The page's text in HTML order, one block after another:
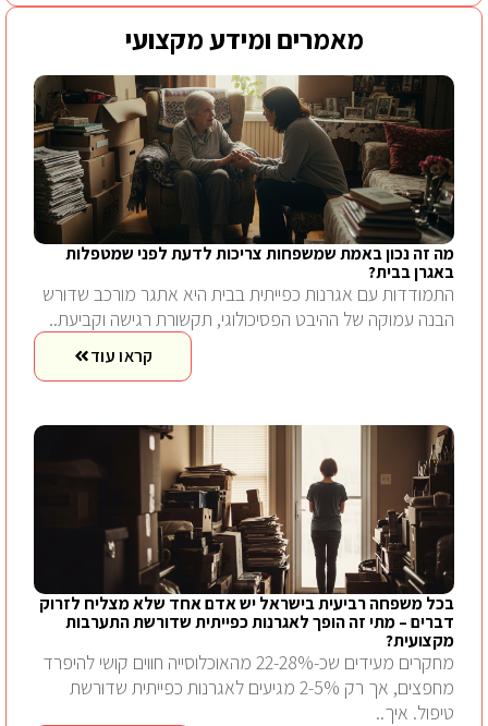
מאמרים ומידע מקצועי
מה זה נכון באמת שמשפחות צריכות לדעת לפני שמטפלות
באגרן בבית?
התמודדות עם אגרנות כפייתית בבית היא אתגר מורכב שדורש
הבנה עמוקה של ההיבט הפסיכולוגי, תקשורת רגישה וקביעת..
קראו עוד
בכל משפחה רביעית בישראל יש אדם אחד שלא מצליח לזרוק
דברים – מתי זה הופך לאגרנות כפייתית שדורשת התערבות
מקצועית?
מחקרים מעידים שכ-22-28% מהאוכלוסייה חווים קושי להיפרד
מחפצים, אך רק 2-5% מגיעים לאגרנות כפייתית שדורשת
טיפול. איך..